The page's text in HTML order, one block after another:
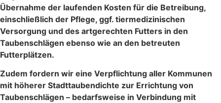
Übernahme der laufenden Kosten für die Betreibung,
einschließlich der Pflege, ggf. tiermedizinischen
Versorgung und des artgerechten Futters in den
Taubenschlägen ebenso wie an den betreuten
Futterplätzen.
Zudem fordern wir eine Verpflichtung aller Kommunen
mit höherer Stadttaubendichte zur Errichtung von
Taubenschlägen – bedarfsweise in Verbindung mit